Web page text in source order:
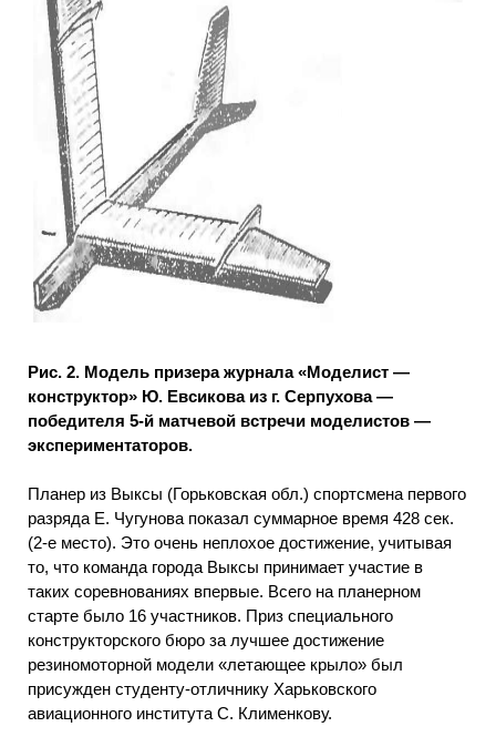
Рис. 2. Модель призера журнала «Моделист —
конструктор» Ю. Евсикова из г. Серпухова —
победителя 5-й матчевой встречи моделистов —
экспериментаторов.
Планер из Выксы (Горьковская обл.) спортсмена первого
разряда Е. Чугунова показал суммарное время 428 сек.
(2-е место). Это очень неплохое достижение, учитывая
то, что команда города Выксы принимает участие в
таких соревнованиях впервые. Всего на планерном
старте было 16 участников. Приз специального
конструкторского бюро за лучшее достижение
резиномоторной модели «летающее крыло» был
присужден студенту-отличнику Харьковского
авиационного института С. Клименкову.